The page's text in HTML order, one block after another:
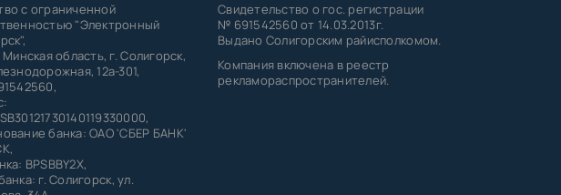
с ограниченной
"Электронный
Минская область, г. Солигорск,
12а-301,
банка: ОАО 'СБЕР БАНК'
BPSBBY2X,
г. Солигорск, ул.
Свидетельство о гос. регистрации
№ 691542560 от 14.03.2013г.
Выдано Солигорским райисполкомом.
Компания включена в реестр
рекламораспространителей.